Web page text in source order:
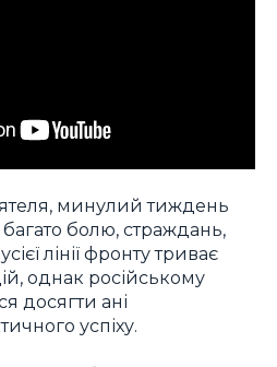
минулий тиждень
багато болю, страждань,
лінії фронту триває
однак російському
досягти ані
успіху.